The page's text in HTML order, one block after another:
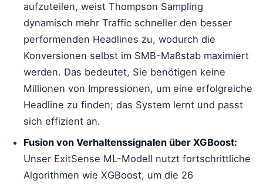
aufzuteilen, weist Thompson Sampling
dynamisch mehr Traffic schneller den besser
performenden Headlines zu, wodurch die
Konversionen selbst im SMB-Maßstab maximiert
werden. Das bedeutet, Sie benötigen keine
Millionen von Impressionen, um eine erfolgreiche
Headline zu finden; das System lernt und passt
sich effizient an.
Fusion von Verhaltenssignalen über XGBoost:
Unser ExitSense ML-Modell nutzt fortschrittliche
Algorithmen wie XGBoost, um die 26